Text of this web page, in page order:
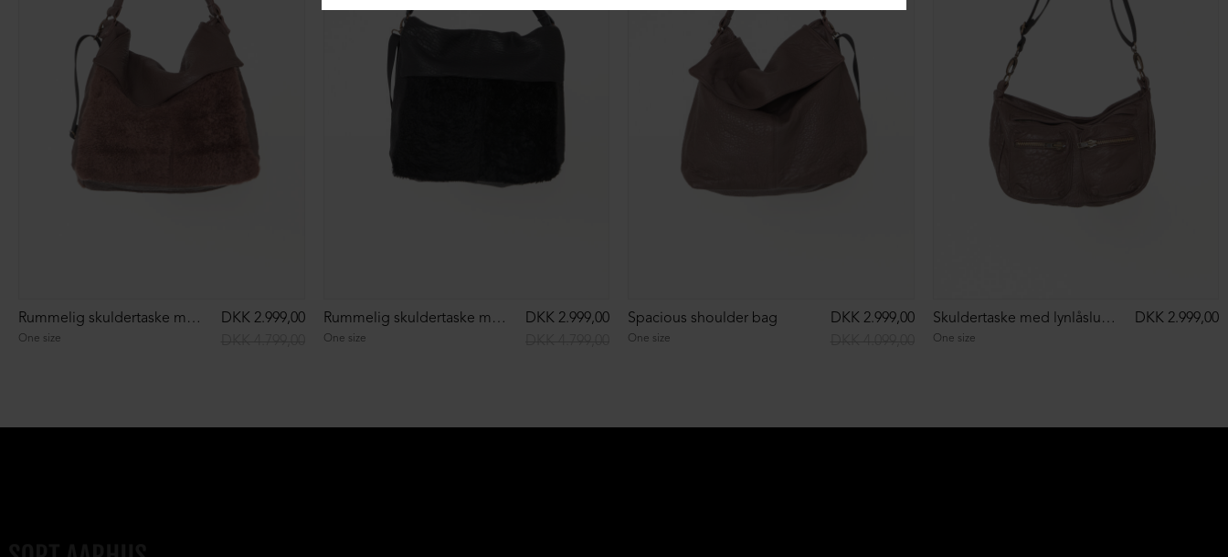
One size
Rummelig skuldertaske med pels
DKK 2.999,00
One size
Rummelig skuldertaske med pels
DKK 2.999,00
One size
Spacious shoulder bag
DKK 2.999,00
One size
Skuldertaske med lynlåslukning DKK 2.999,00